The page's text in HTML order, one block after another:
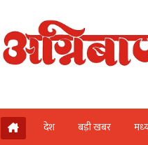
देश बड़ी खबर